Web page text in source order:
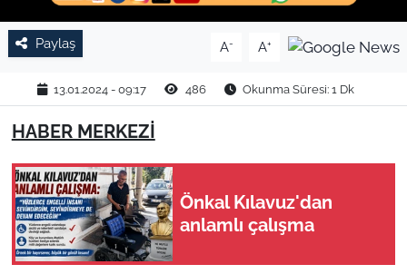
Paylaş A- A+
13.01.2024 - 09:17 486 Okunma Süresi: 1 Dk
HABER MERKEZİ
Önkal Kılavuz'dan
anlamlı çalışma
SPOR
TEKİRDAĞ
KIRKLARELİ
ÇANAKKALE